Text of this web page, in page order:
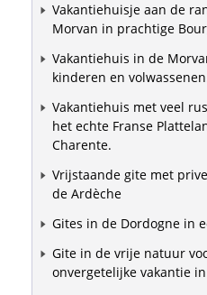
Vakantiehuisje aan de
Morvan in prachtige
Vakantiehuis in de
kinderen en
Vakantiehuis met veel
het echte Franse
Charente.
Vrijstaande gite met
de Ardèche
Gites in de Dordogne in
Gite in de vrije natuur
onvergetelijke vakantie